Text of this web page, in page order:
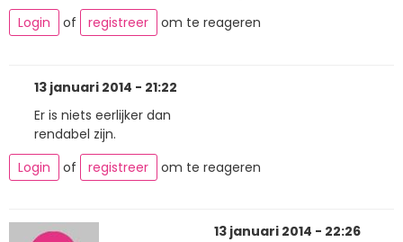
Login
of registreer om te reageren
13 januari 2014 - 21:22
Er is niets eerlijker dan
rendabel zijn.
Login
of registreer om te reageren
13 januari 2014 - 22:26